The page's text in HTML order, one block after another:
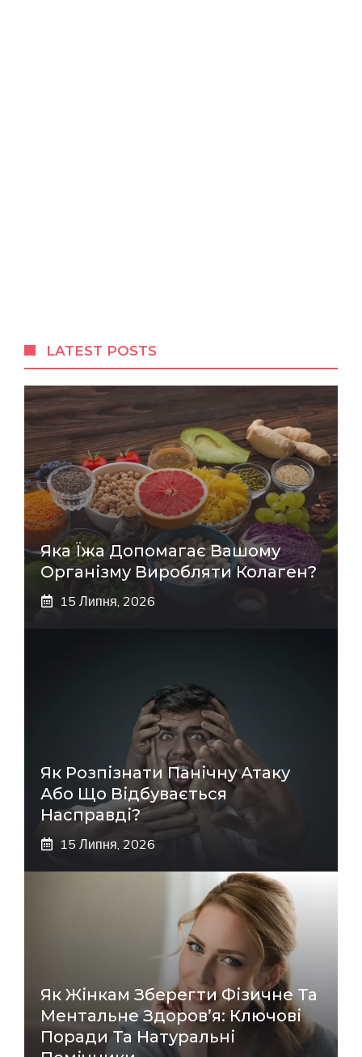
LATEST POSTS
Яка Їжа Допомагає Вашому
Організму Виробляти Колаген?
15 Липня, 2026
Як Розпізнати Панічну Атаку
Або Що Відбувається
Насправді?
15 Липня, 2026
Як Жінкам Зберегти Фізичне Та
Ментальне Здоров’я: Ключові
Поради Та Натуральні